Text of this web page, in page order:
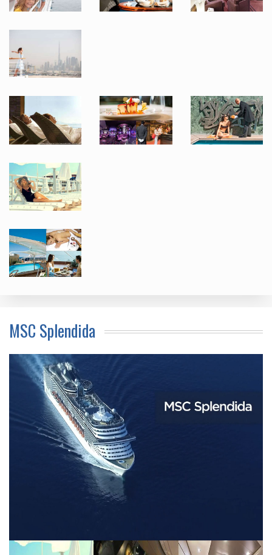
MSC Splendida